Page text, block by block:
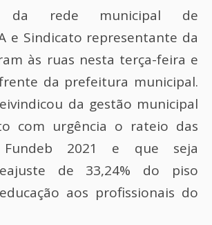
da rede municipal de
e Sindicato representante da
às ruas nesta terça-feira e
da prefeitura municipal.
da gestão municipal
com urgência o rateio das
2021 e que seja
de 33,24% do piso
aos profissionais do